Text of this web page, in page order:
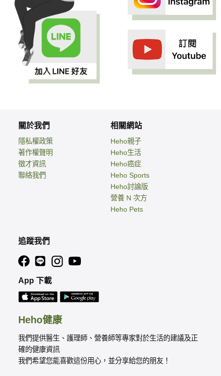
Heho健康
我們提供醫生、護理師、營養師等專家對於生活的建議及正
確的健康資訊
我們希望您能喜歡這份用心，並分享給您的朋友！
關於我們
隱私權政策
著作權聲明
徵才資訊
聯絡我們
相關網站
Heho親子
Heho生活
Heho癌症
Heho Sports
Heho討論版
營養 N 次方
Heho Pets
追蹤我們
App 下載